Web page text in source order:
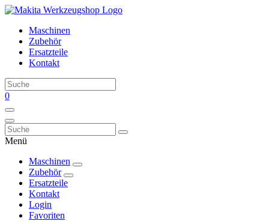
Maschinen
Zubehör
Ersatzteile
Kontakt
0
Menü
Maschinen
Zubehör
Ersatzteile
Kontakt
Login
Favoriten